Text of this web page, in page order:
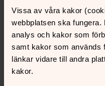
Vissa av våra kakor
webbplatsen ska
analys och kakor som
samt kakor som används
länkar vidare till andra
kakor.
Foto: Anders Lavas
Runlänkar:
Startsida
Så läser du runor
Runstenen i Askeby
Runstenen i Gistad